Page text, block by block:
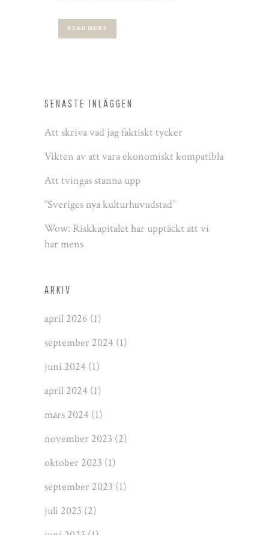
READ MORE
SENASTE INLÄGGEN
Att skriva vad jag faktiskt tycker
Vikten av att vara ekonomiskt kompatibla
Att tvingas stanna upp
”Sveriges nya kulturhuvudstad”
Wow: Riskkapitalet har upptäckt att vi
har mens
ARKIV
april 2026 (1)
september 2024 (1)
juni 2024 (1)
april 2024 (1)
mars 2024 (1)
november 2023 (2)
oktober 2023 (1)
september 2023 (1)
juli 2023 (2)